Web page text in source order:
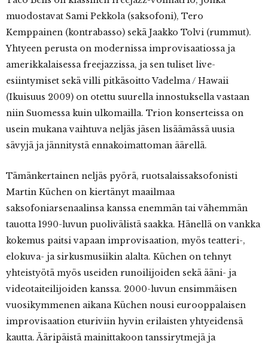
muodostavat Sami Pekkola (saksofoni), Tero
Kemppainen (kontrabasso) sekä Jaakko Tolvi (rummut).
Yhtyeen perusta on modernissa improvisaatiossa ja
amerikkalaisessa freejazzissa, ja sen tuliset live-
esiintymiset sekä villi pitkäsoitto Vadelma / Hawaii
(Ikuisuus 2009) on otettu suurella innostuksella vastaan
niin Suomessa kuin ulkomailla. Trion konserteissa on
usein mukana vaihtuva neljäs jäsen lisäämässä uusia
sävyjä ja jännitystä ennakoimattoman äärellä.
Tämänkertainen neljäs pyörä, ruotsalaissaksofonisti
Martin Küchen on kiertänyt maailmaa
saksofoniarsenaalinsa kanssa enemmän tai vähemmän
tauotta 1990-luvun puolivälistä saakka. Hänellä on vankka
kokemus paitsi vapaan improvisaation, myös teatteri-,
elokuva- ja sirkusmusiikin alalta. Küchen on tehnyt
yhteistyötä myös useiden runoilijoiden sekä ääni- ja
videotaiteilijoiden kanssa. 2000-luvun ensimmäisen
vuosikymmenen aikana Küchen nousi eurooppalaisen
improvisaation eturiviin hyvin erilaisten yhtyeidensä
kautta. Ääripäistä mainittakoon tanssirytmejä ja